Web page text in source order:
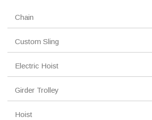
Chain
Custom Sling
Electric Hoist
Girder Trolley
Hoist